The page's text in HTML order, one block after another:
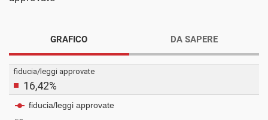
GRAFICO DA SAPERE